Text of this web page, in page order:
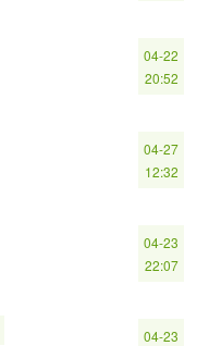
04-22
20:52
04-27
12:32
04-23
22:07
04-23